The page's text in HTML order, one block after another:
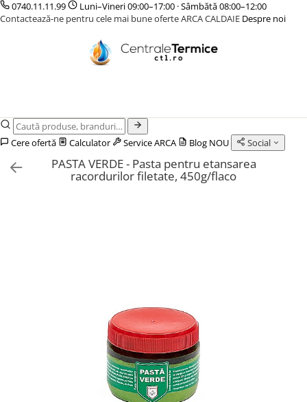
CENTRALE TERMICE
GAZ CONDENSATIE
CAZANE COMBUSTIBIL SOLID
CAZANE LEMNE CU GAZEIFICARE
ACCESORII PENTRU MONTAJ
POMPE DE CALDURA
POMPE DE CALDURA AER-APA
TERMOSTATE DE AMBIENT - AUTOMATIZARI
ELEMENTE SMART
CU FIR
PARDOSEALA
INCALZIRE IN PARDOSEALA
ACCESORII
IZOLATIE
0740.11.11.99
Luni–Vineri 09:00–17:00 · Sâmbătă 08:00–12:00
Contactează-ne pentru cele mai bune oferte ARCA CALDAIE Despre noi
Cere ofertă Calculator Service ARCA Blog NOU Social
PASTA VERDE - Pasta pentru etansarea
racordurilor filetate, 450g/flaco